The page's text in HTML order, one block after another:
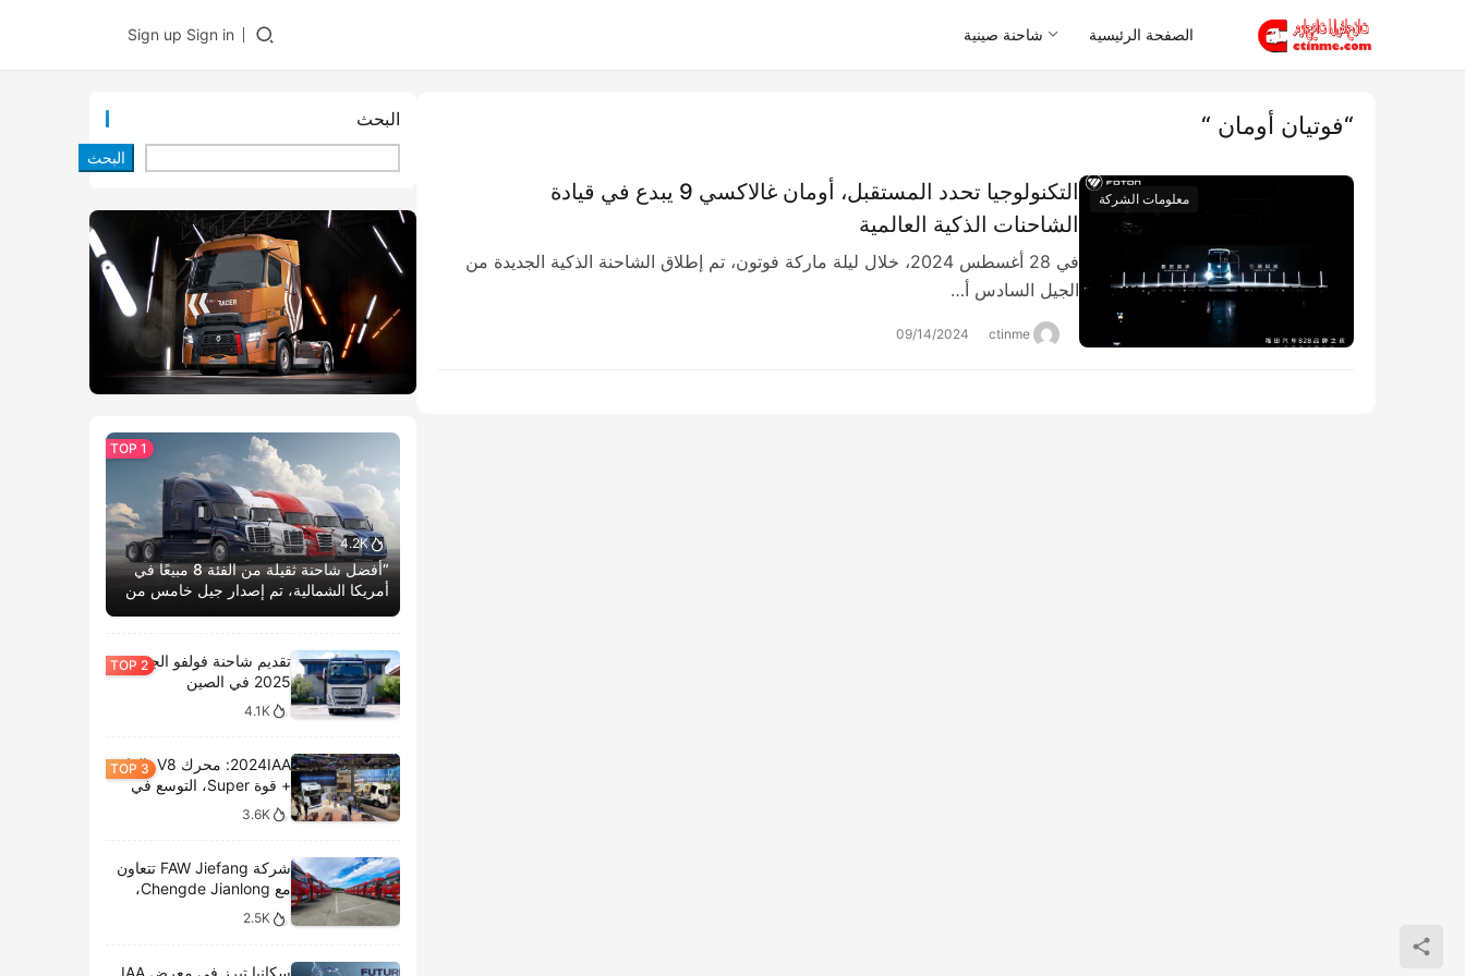
الصفحة الرئيسية شاحنة صينية Sign in
Sign up
“فوتيان أومان “
معلومات الشركة
التكنولوجيا تحدد المستقبل، أومان غالاكسي 9 يبدع في قيادة
الشاحنات الذكية العالمية
في 28 أغسطس 2024، خلال ليلة ماركة فوتون، تم إطلاق الشاحنة الذكية الجديدة من
الجيل السادس أ…
ctinme
09/14/2024
البحث
البحث
4.2K
“أفضل شاحنة ثقيلة من الفئة 8 مبيعًا في
أمريكا الشمالية، تم إصدار جيل خامس من
تقديم شاحنة فولفو الجديدة
2025 في الصين
4.1K
2024IAA: محرك V8، الغاز
+ قوة Super، التوسع في
الطرازات الكهربائية،
وتحليل المعروضات الداخلية
3.6K
شركة FAW Jiefang تتعاون
مع Chengde Jianlong،
وتكشف النقاب عن تسليم
2.5K
سكانيا تبرز في معرض IAA